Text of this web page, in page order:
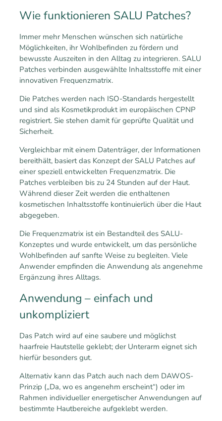
Wie funktionieren SALU Patches?
Immer mehr Menschen wünschen sich natürliche
Möglichkeiten, ihr Wohlbefinden zu fördern und
bewusste Auszeiten in den Alltag zu integrieren. SALU
Patches verbinden ausgewählte Inhaltsstoffe mit einer
innovativen Frequenzmatrix.
Die Patches werden nach ISO-Standards hergestellt
und sind als Kosmetikprodukt im europäischen CPNP
registriert. Sie stehen damit für geprüfte Qualität und
Sicherheit.
Vergleichbar mit einem Datenträger, der Informationen
bereithält, basiert das Konzept der SALU Patches auf
einer speziell entwickelten Frequenzmatrix. Die
Patches verbleiben bis zu 24 Stunden auf der Haut.
Während dieser Zeit werden die enthaltenen
kosmetischen Inhaltsstoffe kontinuierlich über die Haut
abgegeben.
Die Frequenzmatrix ist ein Bestandteil des SALU-
Konzeptes und wurde entwickelt, um das persönliche
Wohlbefinden auf sanfte Weise zu begleiten. Viele
Anwender empfinden die Anwendung als angenehme
Ergänzung ihres Alltags.
Anwendung – einfach und
unkompliziert
Das Patch wird auf eine saubere und möglichst
haarfreie Hautstelle geklebt; der Unterarm eignet sich
hierfür besonders gut.
Alternativ kann das Patch auch nach dem DAWOS-
Prinzip („Da, wo es angenehm erscheint“) oder im
Rahmen individueller energetischer Anwendungen auf
bestimmte Hautbereiche aufgeklebt werden.